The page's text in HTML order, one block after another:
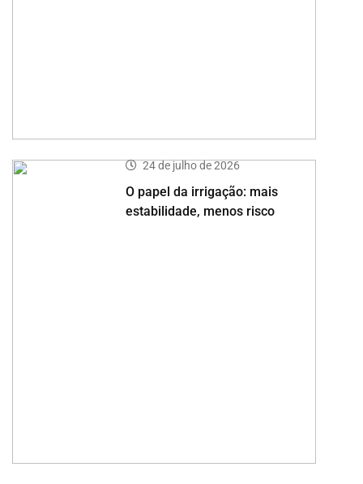
24 de julho de 2026
O papel da irrigação: mais
estabilidade, menos risco